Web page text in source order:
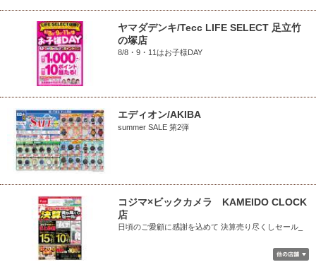
ヤマダデンキ/Tecc LIFE SELECT 足立竹
の塚店
8/8・9・11はお子様DAY
エディオン/AKIBA
summer SALE 第2弾
コジマ×ビックカメラ KAMEIDO CLOCK
店
日頃のご愛顧に感謝を込めて 決算売り尽くしセール_